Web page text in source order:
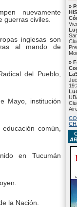
»
»
nuevamente
guerras civiles.
inglesas son
al mando de
del Pueblo,
Mayo, institución
común,
en Tucumán
la Nación.